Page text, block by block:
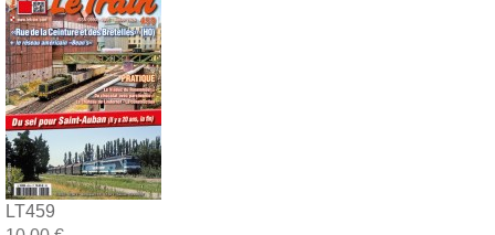
LT459